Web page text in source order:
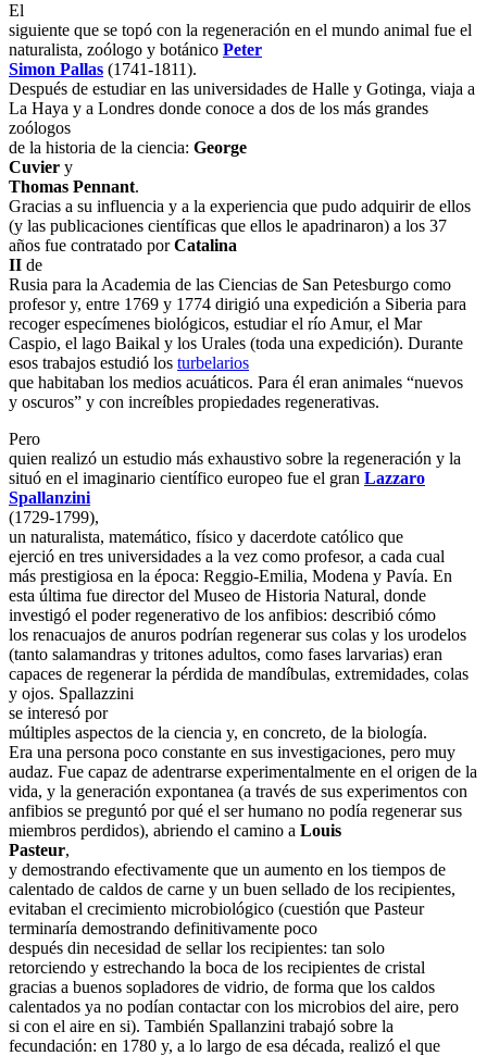
El
siguiente que se topó con la regeneración en el mundo animal fue el
naturalista, zoólogo y botánico Peter
Simon Pallas (1741-1811).
Después de estudiar en las universidades de Halle y Gotinga, viaja a
La Haya y a Londres donde conoce a dos de los más grandes
zoólogos
de la historia de la ciencia: George
Cuvier y
Thomas Pennant.
Gracias a su influencia y a la experiencia que pudo adquirir de ellos
(y las publicaciones científicas que ellos le apadrinaron) a los 37
años fue contratado porCatalina
II de
Rusia para la Academia de las Ciencias de San Petesburgo como
profesor y, entre 1769 y 1774 dirigió una expedición a Siberia para
recoger especímenes biológicos, estudiar el río Amur, el Mar
Caspio, el lago Baikal y los Urales (toda una expedición). Durante
esos trabajos estudió los turbelarios
que habitaban los medios acuáticos. Para él eran animales “nuevos
y oscuros” y con increíbles propiedades regenerativas.
Pero
quien realizó un estudio más exhaustivo sobre la regeneración y la
situó en el imaginario científico europeo fue el gran Lazzaro
Spallanzini
(1729-1799),
un naturalista, matemático, físico y dacerdote católico que
ejerció en tres universidades a la vez como profesor, a cada cual
más prestigiosa en la época: Reggio-Emilia, Modena y Pavía. En
esta última fue director del Museo de Historia Natural, donde
investigó el poder regenerativo de los anfibios: describió cómo
los renacuajos de anuros podrían regenerar sus colas y los urodelos
(tanto salamandras y tritones adultos, como fases larvarias) eran
capaces de regenerar la pérdida de mandíbulas, extremidades, colas
y ojos. Spallazzini
se interesó por
múltiples aspectos de la ciencia y, en concreto, de la biología.
Era una persona poco constante en sus investigaciones, pero muy
audaz. Fue capaz de adentrarse experimentalmente en el origen de la
vida, y la generación expontanea (a través de sus experimentos con
anfibios se preguntó por qué el ser humano no podía regenerar sus
miembros perdidos), abriendo el camino a Louis
Pasteur,
y demostrando efectivamente que un aumento en los tiempos de
calentado de caldos de carne y un buen sellado de los recipientes,
evitaban el crecimiento microbiológico (cuestión que Pasteur
terminaría demostrando definitivamente poco
después din necesidad de sellar los recipientes: tan solo
retorciendo y estrechando la boca de los recipientes de cristal
gracias a buenos sopladores de vidrio, de forma que los caldos
calentados ya no podían contactar con los microbios del aire, pero
si con el aire en si). También Spallanzini trabajó sobre la
fecundación: en 1780 y, a lo largo de esa década, realizó el que